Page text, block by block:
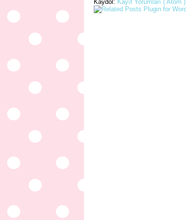
Kaydol: Kayıt Yorumları ( Atom )